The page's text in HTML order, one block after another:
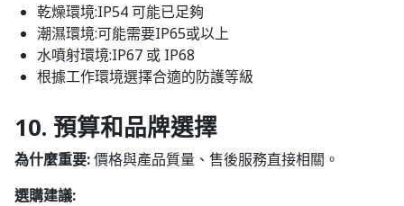
乾燥環境:IP54 可能已足夠
潮濕環境:可能需要IP65或以上
水噴射環境:IP67 或 IP68
根據工作環境選擇合適的防護等級
10. 預算和品牌選擇
為什麼重要:價格與產品質量、售後服務直接相關。
選購建議: